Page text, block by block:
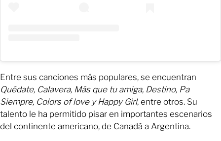
Entre sus canciones más populares, se encuentran
Quédate, Calavera, Más que tu amiga, Destino, Pa
Siempre, Colors of love y Happy Girl, entre otros. Su
talento le ha permitido pisar en importantes escenarios
del continente americano, de Canadá a Argentina.